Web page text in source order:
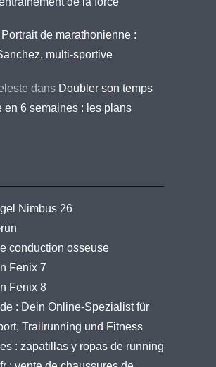
Portrait de marathonienne :
multi-sportive
dans Doubler son temps
en 6 semaines : les plans
Nimbus 26
conduction osseuse
Fenix 7
Fenix 8
: Dein Online-Spezialist für
Trailrunning und Fitness
: zapatillas y ropas de running